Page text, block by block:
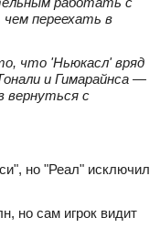
переехать в
что 'Ньюкасл' вряд
и Гимарайнса —
вернуться с
но "Реал" исключил
но сам игрок видит